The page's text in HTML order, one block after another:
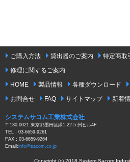
ご購入方法 貸出器のご案内
特定商取
修理に関するご案内
HOME
製品情報 各種ダウンロード
お問合せ
FAQ サイトマップ 新着
システムサコム工業株式会社
〒130-0021 東京都墨田区緑1-22-5 州ビル4F
TEL：03-6659-9261
FAX：03-6659-9264
Email:info@sacom.co.jp